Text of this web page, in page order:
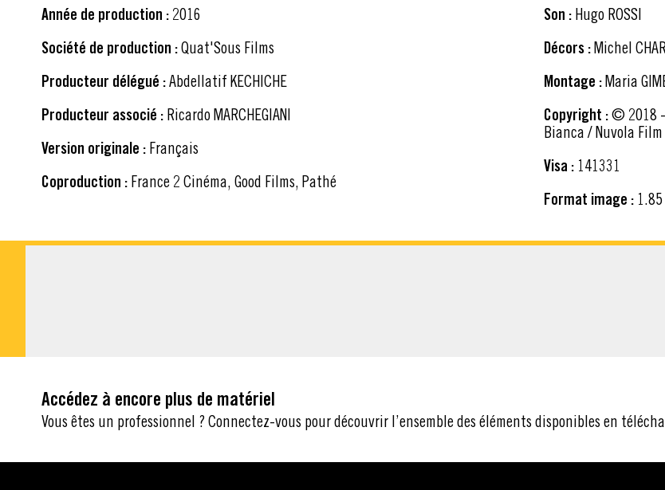
Année de production : 2016
Société de production :Quat'Sous Films
Producteur délégué :Abdellatif KECHICHE
Producteur associé : Ricardo MARCHEGIANI
Version originale : Français
Coproduction : France 2 Cinéma, Good Films, Pathé
Son : Hugo ROSSI
Décors :Michel
Montage :Maria
Copyright :
Bianca / Nuvola Film
Visa : 141331
Format image : 1.85
Accédez à encore plus de matériel
Vous êtes un professionnel ? Connectez-vous pour découvrir l’ensemble des éléments disponibles en